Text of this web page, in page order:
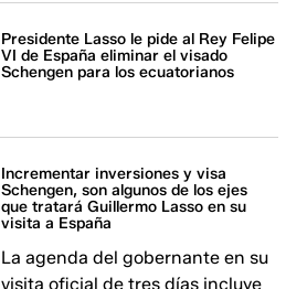
Presidente Lasso le pide al Rey Felipe
VI de España eliminar el visado
Schengen para los ecuatorianos
Incrementar inversiones y visa
Schengen, son algunos de los ejes
que tratará Guillermo Lasso en su
visita a España
La agenda del gobernante en su
visita oficial de tres días incluye